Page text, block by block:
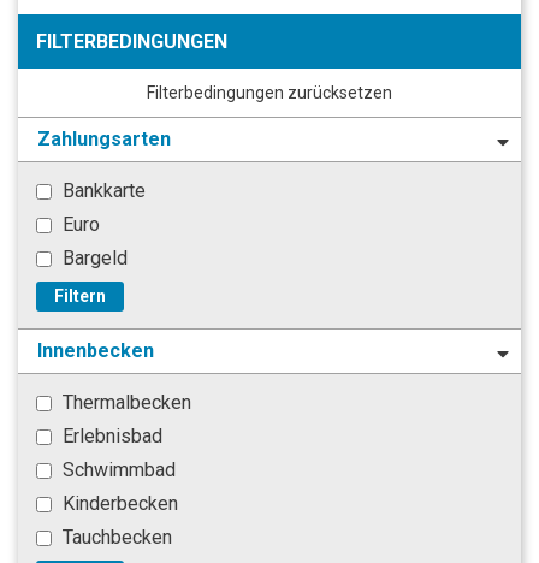
FILTERBEDINGUNGEN
Filterbedingungen zurücksetzen
Zahlungsarten
Bankkarte
Euro
Bargeld
Filtern
Innenbecken
Thermalbecken
Erlebnisbad
Schwimmbad
Kinderbecken
Tauchbecken